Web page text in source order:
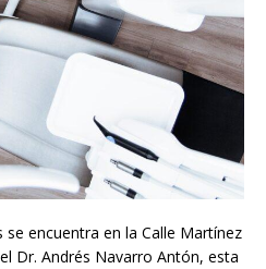
se encuentra en la Calle Martínez
Dr. Andrés Navarro Antón, esta